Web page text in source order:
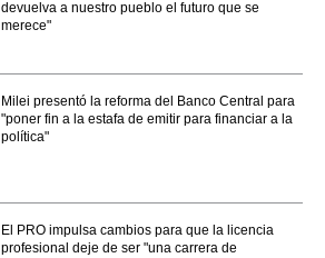
devuelva a nuestro pueblo el futuro que se
merece"
Milei presentó la reforma del Banco Central para
"poner fin a la estafa de emitir para financiar a la
política"
El PRO impulsa cambios para que la licencia
profesional deje de ser "una carrera de